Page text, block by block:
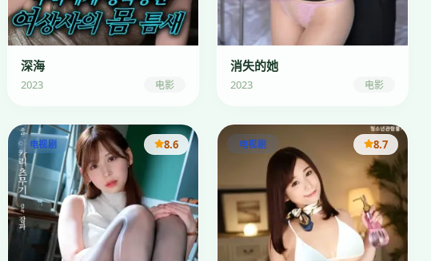
深海
2023 电影
消失的她
2023 电影
电视剧 8.6 电视剧 8.7